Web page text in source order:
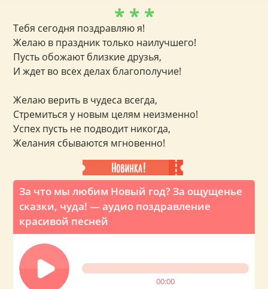
За что мы любим Новый год? За ощущенье
сказки, чуда! — аудио поздравление
красивой песней
00:00
* * *
Тебя сегодня поздравляю я!
Желаю в праздник только наилучшего!
Пусть обожают близкие друзья,
И ждет во всех делах благополучие!
Желаю верить в чудеса всегда,
Стремиться у новым целям неизменно!
Успех пусть не подводит никогда,
Желания сбываются мгновенно!